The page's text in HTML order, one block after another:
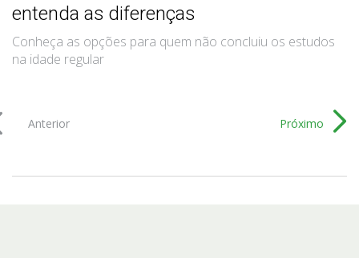
entenda as diferenças
Conheça as opções para quem não concluiu os estudos
na idade regular
Anterior Próximo